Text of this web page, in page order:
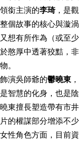
領銜主演的李琦，是
整個故事的核心與漩
又想有所作為（或至
於憨厚中透著狡黠，
物。
飾演吳師爺的鬱曉東
是智慧的化身，也是
曉東擅長塑造帶有市
片的權謀部分增添不
女性角色方面，目前